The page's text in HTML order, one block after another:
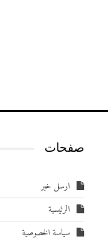
صفحات
ارسل خبر
الرئيسية
سياسة الخصوصية